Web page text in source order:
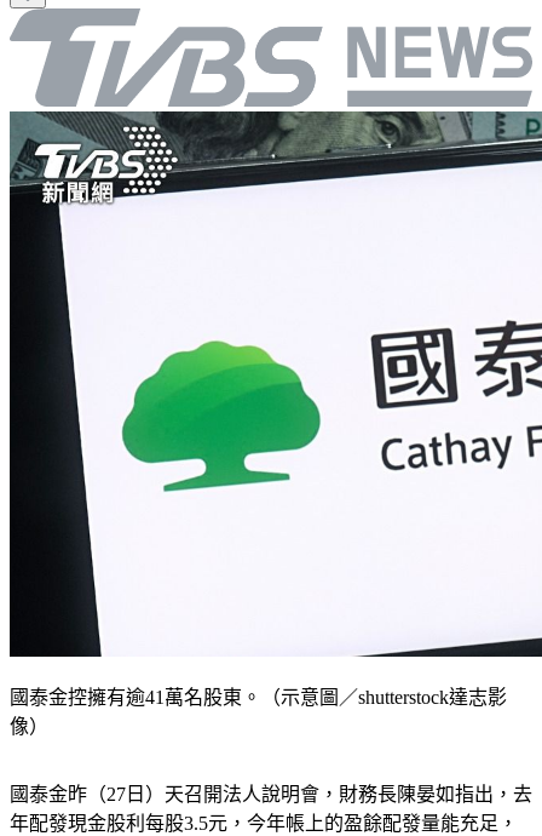
國泰金控擁有逾41萬名股東。（示意圖／shutterstock達志影
像）
國泰金昨（27日）天召開法人說明會，財務長陳晏如指出，去
年配發現金股利每股3.5元，今年帳上的盈餘配發量能充足，